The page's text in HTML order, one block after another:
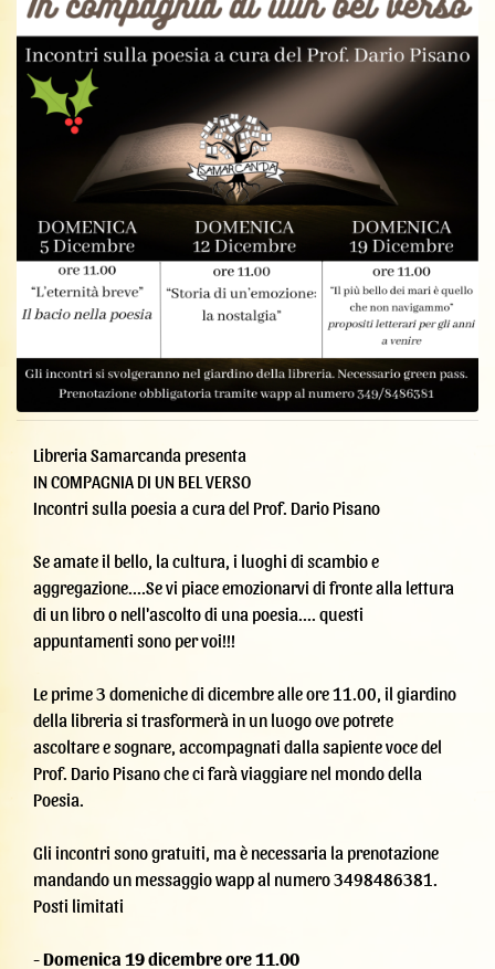
Libreria Samarcanda presenta
IN COMPAGNIA DI UN BEL VERSO
Incontri sulla poesia a cura del Prof. Dario Pisano
Se amate il bello, la cultura, i luoghi di scambio e
aggregazione....Se vi piace emozionarvi di fronte alla lettura
di un libro o nell'ascolto di una poesia.... questi
appuntamenti sono per voi!!!
Le prime 3 domeniche di dicembre alle ore 11.00, il giardino
della libreria si trasformerà in un luogo ove potrete
ascoltare e sognare, accompagnati dalla sapiente voce del
Prof. Dario Pisano che ci farà viaggiare nel mondo della
Poesia.
Gli incontri sono gratuiti, ma è necessaria la prenotazione
mandando un messaggio wapp al numero 3498486381.
Posti limitati
-Domenica 19 dicembre ore 11.00